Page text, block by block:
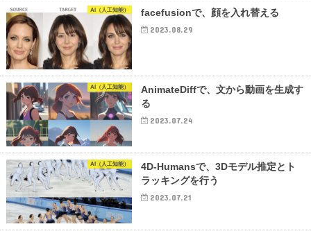
AI（人工知能） facefusionで、顔を入れ替える
2023.08.29
AI（人工知能）
AnimateDiffで、文から動画を生成す
る
2023.07.24
AI（人工知能）
4D-Humansで、3Dモデル推定とト
ラッキングを行う
2023.07.21